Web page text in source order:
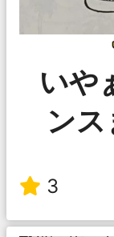
いや
ン
3